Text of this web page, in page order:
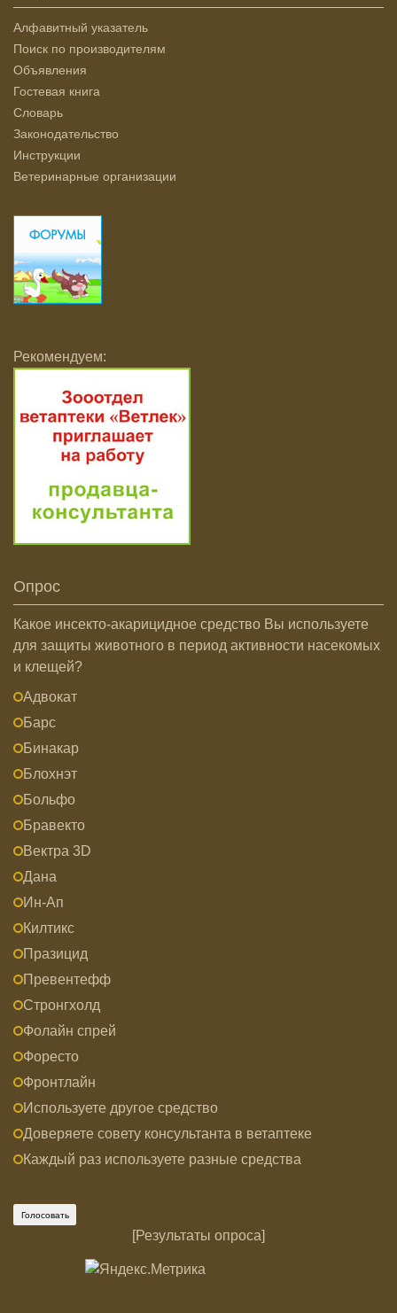
Алфавитный указатель
Поиск по производителям
Объявления
Гостевая книга
Словарь
Законодательство
Инструкции
Ветеринарные организации
Рекомендуем:
Опрос
Какое инсекто-акарицидное средство Вы используете
для защиты животного в период активности насекомых
и клещей?
Адвокат
Барс
Бинакар
Блохнэт
Больфо
Бравекто
Вектра 3D
Дана
Ин-Ап
Килтикс
Празицид
Превентефф
Стронгхолд
Фолайн спрей
Форесто
Фронтлайн
Используете другое средство
Доверяете совету консультанта в ветаптеке
Каждый раз используете разные средства
[Результаты опроса]